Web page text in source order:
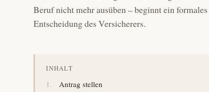
Beruf nicht mehr ausüben – beginnt ein
Entscheidung des Versicherers.
INHALT
Antrag stellen